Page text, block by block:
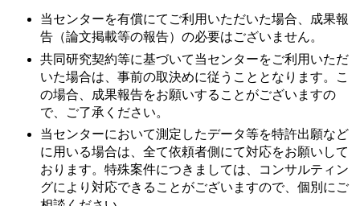
当センターを有償にてご利用いただいた場合、成果報
告（論文掲載等の報告）の必要はございません。
共同研究契約等に基づいて当センターをご利用いただ
いた場合は、事前の取決めに従うこととなります。こ
の場合、成果報告をお願いすることがございますの
で、ご了承ください。
当センターにおいて測定したデータ等を特許出願など
に用いる場合は、全て依頼者側にて対応をお願いして
おります。特殊案件につきましては、コンサルティン
グにより対応できることがございますので、個別にご